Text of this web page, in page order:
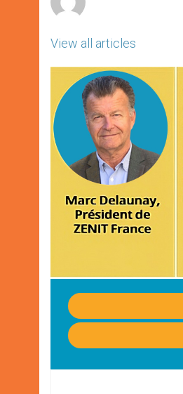
View all articles